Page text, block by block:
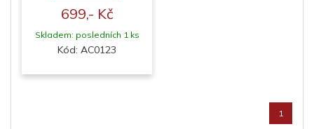
699,- Kč
Skladem: posledních 1 ks
Kód: AC0123
1